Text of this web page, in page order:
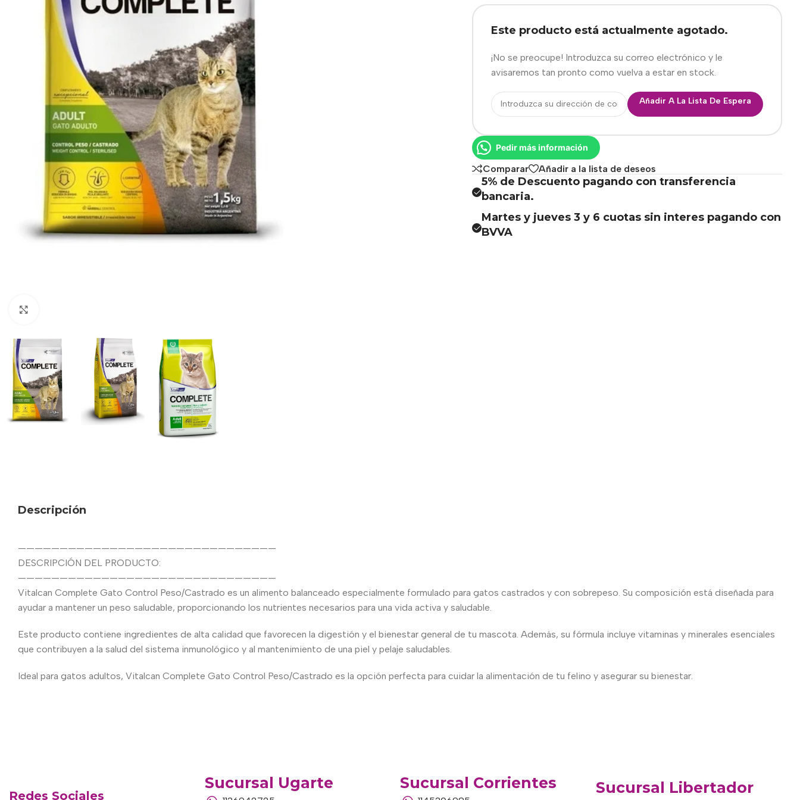
Este producto está actualmente agotado.
¡No se preocupe! Introduzca su correo electrónico y le
avisaremos tan pronto como vuelva a estar en stock.
Añadir A La Lista De Espera
Pedir más información
Comparar Añadir a la lista de deseos
5% de Descuento pagando con transferencia
bancaria.
Martes y jueves 3 y 6 cuotas sin interes pagando con
BVVA
Descripción
———————————————————————————————
DESCRIPCIÓN DEL PRODUCTO:
———————————————————————————————
Vitalcan Complete Gato Control Peso/Castrado es un alimento balanceado especialmente formulado para gatos castrados y con sobrepeso. Su composición está diseñada para
ayudar a mantener un peso saludable, proporcionando los nutrientes necesarios para una vida activa y saludable.
Este producto contiene ingredientes de alta calidad que favorecen la digestión y el bienestar general de tu mascota. Además, su fórmula incluye vitaminas y minerales esenciales
que contribuyen a la salud del sistema inmunológico y al mantenimiento de una piel y pelaje saludables.
Ideal para gatos adultos, Vitalcan Complete Gato Control Peso/Castrado es la opción perfecta para cuidar la alimentación de tu felino y asegurar su bienestar.
Redes Sociales
Sucursal Ugarte Sucursal Corrientes Sucursal Libertador